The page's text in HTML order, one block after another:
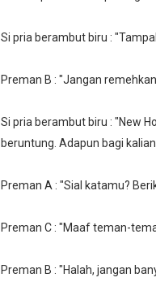
Si pria berambut biru :
Preman B : "Jangan
Si pria berambut biru : "New
beruntung. Adapun bagi
Preman A : "Sial katamu?
Preman C : "Maaf teman-
Preman B : "Halah, jangan